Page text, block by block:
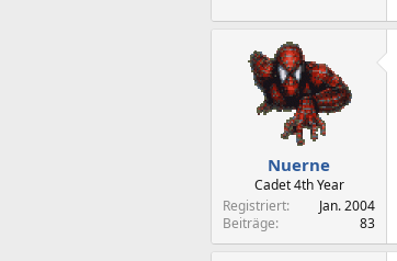
Nuerne
Cadet 4th Year
Registriert
Jan. 2004
Beiträge
83